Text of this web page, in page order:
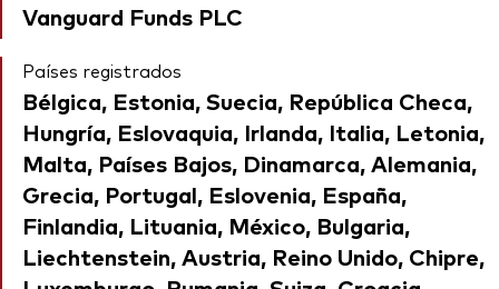
Vanguard Funds PLC
Países registrados
Bélgica, Estonia, Suecia, República Checa,
Hungría, Eslovaquia, Irlanda, Italia, Letonia,
Malta, Países Bajos, Dinamarca, Alemania,
Grecia, Portugal, Eslovenia, España,
Finlandia, Lituania, México, Bulgaria,
Liechtenstein, Austria, Reino Unido, Chipre,